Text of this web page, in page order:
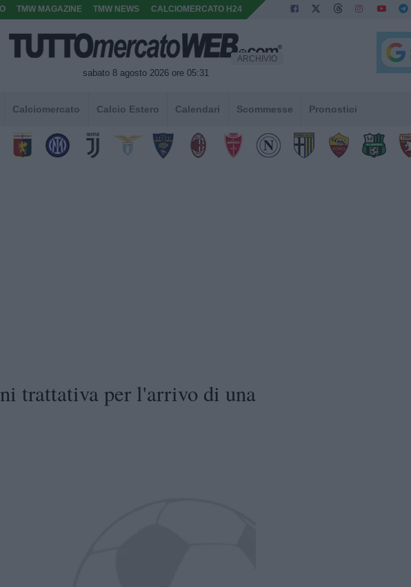
TMW MAGAZINE TMW NEWS CALCIOMERCATO H24
sabato 8 agosto 2026 ore 05:31
ARCHIVIO
Calciomercato Calcio Estero Calendari Scommesse Pronostici
trattativa per l'arrivo di una